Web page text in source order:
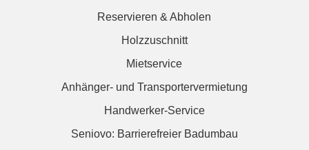
Reservieren & Abholen
Holzzuschnitt
Mietservice
Anhänger- und Transportervermietung
Handwerker-Service
Seniovo: Barrierefreier Badumbau